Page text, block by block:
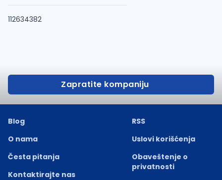
112634382
Zapratite kompaniju
Blog
O nama
Česta pitanja
Kontaktirajte nas
RSS
Uslovi korišćenja
Obaveštenje o
privatnosti